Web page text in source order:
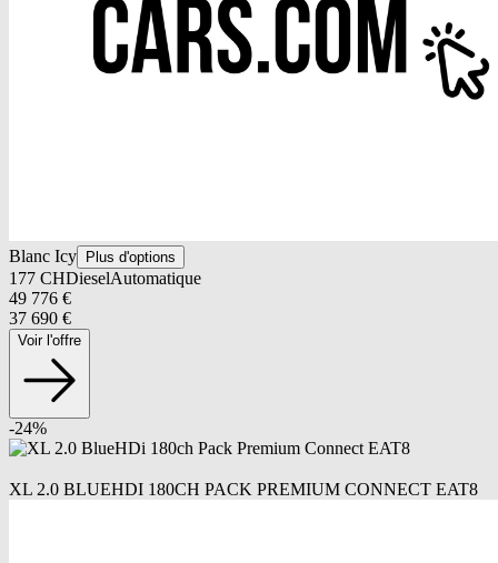
Blanc Icy Plus d'options
177 CHDieselAutomatique
49 776 €
37 690 €
Voir l'offre
-24%
XL 2.0 BLUEHDI 180CH PACK PREMIUM CONNECT EAT8